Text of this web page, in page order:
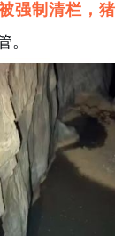
强制清栏，
。